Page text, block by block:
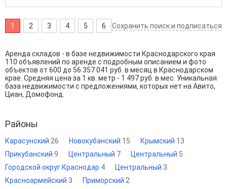
1 2 3 4 5 6 Сохранить поиск и подписаться
Аренда складов - в базе недвижимости Краснодарского края
110 объявлений по аренде с подробным описанием и фото
объектов от 600 до 56 357 041 руб. в месяц в Краснодарском
крае. Средняя цена за 1 кв. метр - 1 497 руб. в мес. Уникальная
база недвижимости с предложениями, которых нет на Авито,
Циан, Домофонд.
Районы
Карасунский 26 Новокубанский 15 Крымский 13
Прикубанский 9 Центральный 7 Центральный 5
Городской округ Краснодар 4 Центральный 3
Красноармейский 3 Приморский 2